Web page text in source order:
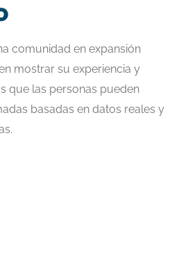
comunidad en expansión
mostrar su experiencia y
que las personas pueden
basadas en datos reales y